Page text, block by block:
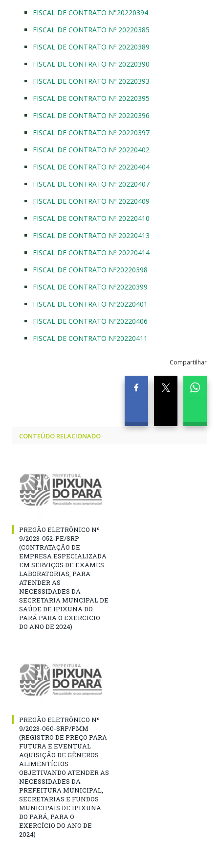
FISCAL DE CONTRATO N°20220394
FISCAL DE CONTRATO Nº 20220385
FISCAL DE CONTRATO Nº 20220389
FISCAL DE CONTRATO Nº 20220390
FISCAL DE CONTRATO Nº 20220393
FISCAL DE CONTRATO Nº 20220395
FISCAL DE CONTRATO Nº 20220396
FISCAL DE CONTRATO Nº 20220397
FISCAL DE CONTRATO Nº 20220402
FISCAL DE CONTRATO Nº 20220404
FISCAL DE CONTRATO Nº 20220407
FISCAL DE CONTRATO Nº 20220409
FISCAL DE CONTRATO Nº 20220410
FISCAL DE CONTRATO Nº 20220413
FISCAL DE CONTRATO Nº 20220414
FISCAL DE CONTRATO Nº20220398
FISCAL DE CONTRATO Nº20220399
FISCAL DE CONTRATO Nº20220401
FISCAL DE CONTRATO Nº20220406
FISCAL DE CONTRATO Nº20220411
Compartilhar
CONTEÚDO RELACIONADO
PREGÃO ELETRÔNICO Nº
9/2023-052-PE/SRP
(CONTRATAÇÃO DE
EMPRESA ESPECIALIZADA
EM SERVIÇOS DE EXAMES
LABORATORIAS, PARA
ATENDER AS
NECESSIDADES DA
SECRETARIA MUNCIPAL DE
SAÚDE DE IPIXUNA DO
PARÁ PARA O EXERCICIO
DO ANO DE 2024)
PREGÃO ELETRÔNICO Nº
9/2023-060-SRP/PMM
(REGISTRO DE PREÇO PARA
FUTURA E EVENTUAL
AQUISIÇÃO DE GÊNEROS
ALIMENTÍCIOS
OBJETIVANDO ATENDER AS
NECESSIDADES DA
PREFEITURA MUNICIPAL,
SECRETARIAS E FUNDOS
MUNICIPAIS DE IPIXUNA
DO PARÁ, PARA O
EXERCÍCIO DO ANO DE
2024)